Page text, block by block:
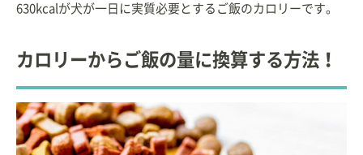
630kcalが犬が一日に実質必要とするご飯のカロリーです。
カロリーからご飯の量に換算する方法！